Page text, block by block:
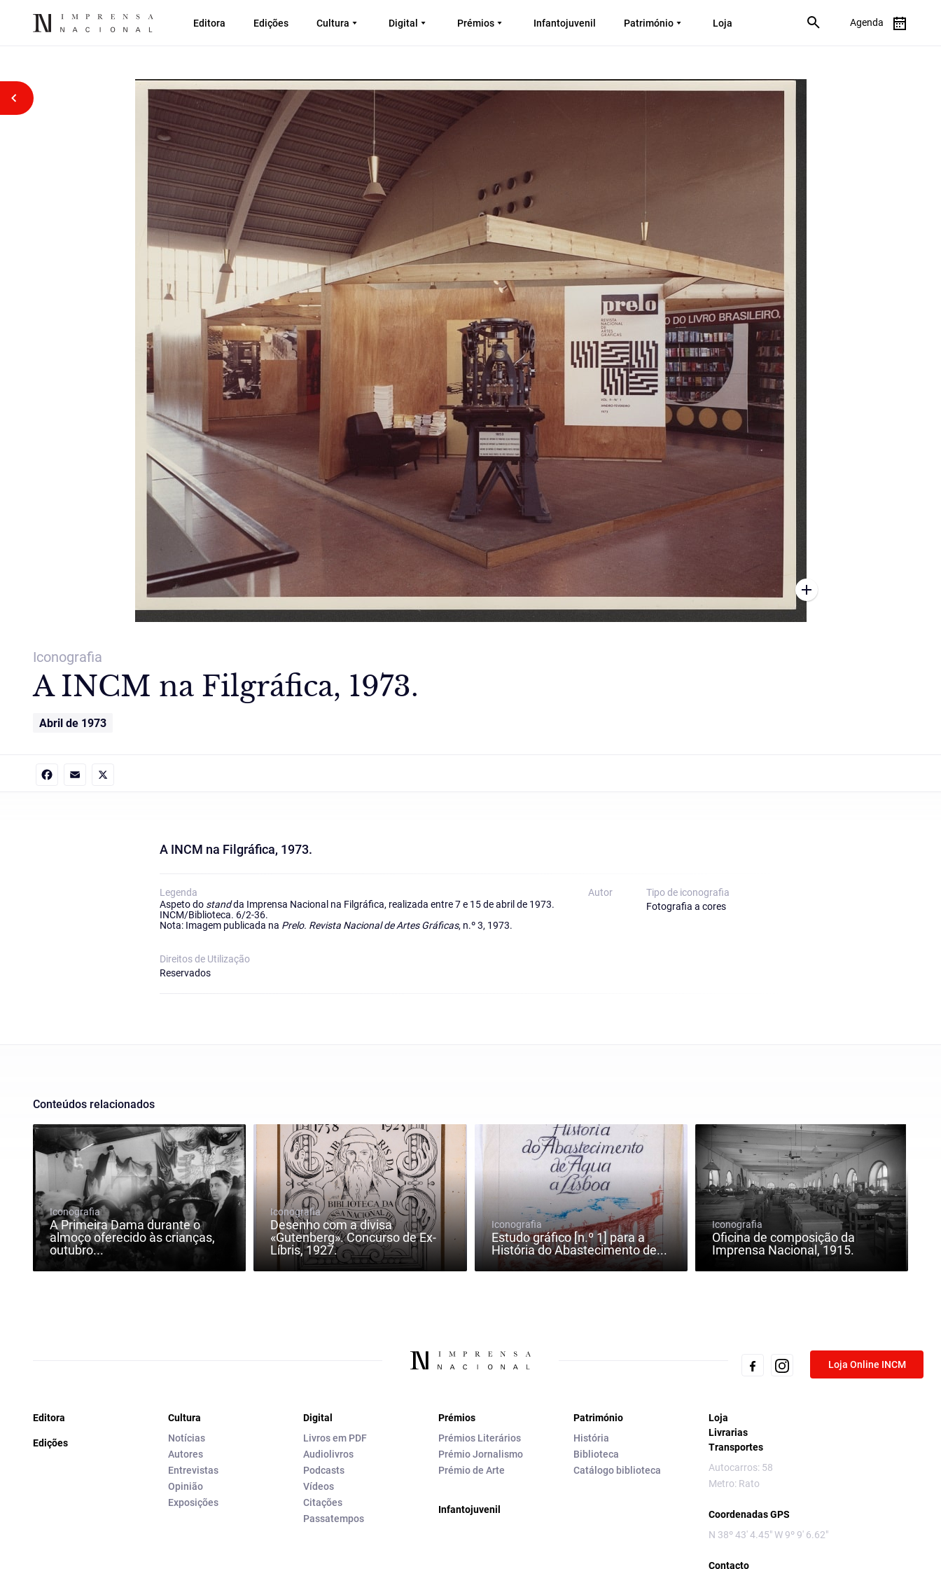
Editora Edições Cultura Digital Prémios Infantojuvenil Património Loja Agenda
Voltar atrás
Iconografia
A INCM na Filgráfica, 1973.
Abril de 1973
A INCM na Filgráfica, 1973.
Legenda
Aspeto do standda Imprensa Nacional na Filgráfica, realizada entre 7 e 15 de abril de 1973.
INCM/Biblioteca. 6/2-36.
Nota: Imagem publicada na Prelo. Revista Nacional de Artes Gráficas, n.º 3, 1973.
Autor
Tipo de iconografia
Fotografia a cores
Direitos de Utilização
Reservados
Conteúdos relacionados
Iconografia
A Primeira Dama durante o
almoço oferecido às crianças,
outubro...
Iconografia
Desenho com a divisa
«Gutenberg». Concurso de Ex-
Líbris, 1927.
Iconografia
Estudo gráfico [n.º 1] para a
História do Abastecimento de...
Iconografia
Oficina de composição da
Imprensa Nacional, 1915.
Loja Online INCM
Editora
Edições
Cultura
Notícias
Autores
Entrevistas
Opinião
Exposições
Digital
Livros em PDF
Audiolivros
Podcasts
Vídeos
Citações
Passatempos
Prémios
Prémios Literários
Prémio Jornalismo
Prémio de Arte
Infantojuvenil
Património
História
Biblioteca
Catálogo biblioteca
Loja
Livrarias
Transportes
Autocarros: 58
Metro: Rato
Coordenadas GPS
N 38º 43' 4.45" W 9º 9' 6.62"
Contacto